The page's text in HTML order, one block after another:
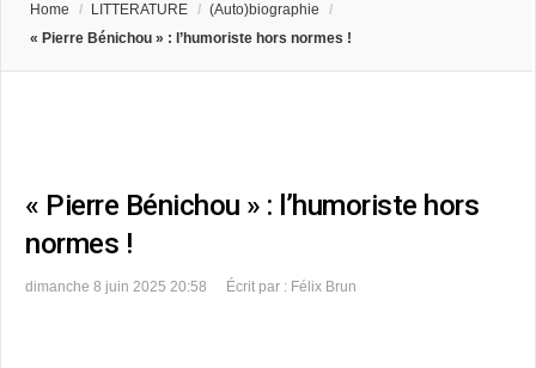
Home / LITTERATURE / (Auto)biographie
/
« Pierre Bénichou » : l’humoriste hors normes !
« Pierre Bénichou » : l’humoriste hors
normes !
dimanche 8 juin 2025 20:58 Écrit par : Félix Brun